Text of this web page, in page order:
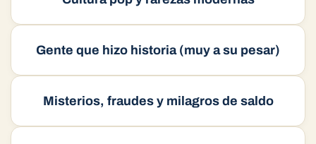
Gente que hizo historia (muy a su pesar)
Misterios, fraudes y milagros de saldo